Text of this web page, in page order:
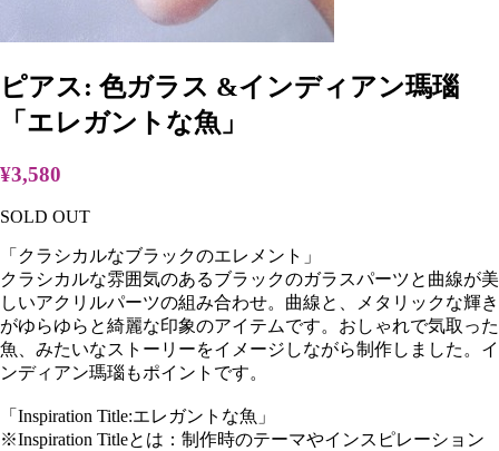
ピアス: 色ガラス &インディアン瑪瑙
「エレガントな魚」
¥3,580
SOLD OUT
「クラシカルなブラックのエレメント」
クラシカルな雰囲気のあるブラックのガラスパーツと曲線が美
しいアクリルパーツの組み合わせ。曲線と、メタリックな輝き
がゆらゆらと綺麗な印象のアイテムです。おしゃれで気取った
魚、みたいなストーリーをイメージしながら制作しました。イ
ンディアン瑪瑙もポイントです。
「Inspiration Title:エレガントな魚」
※Inspiration Titleとは：制作時のテーマやインスピレーション